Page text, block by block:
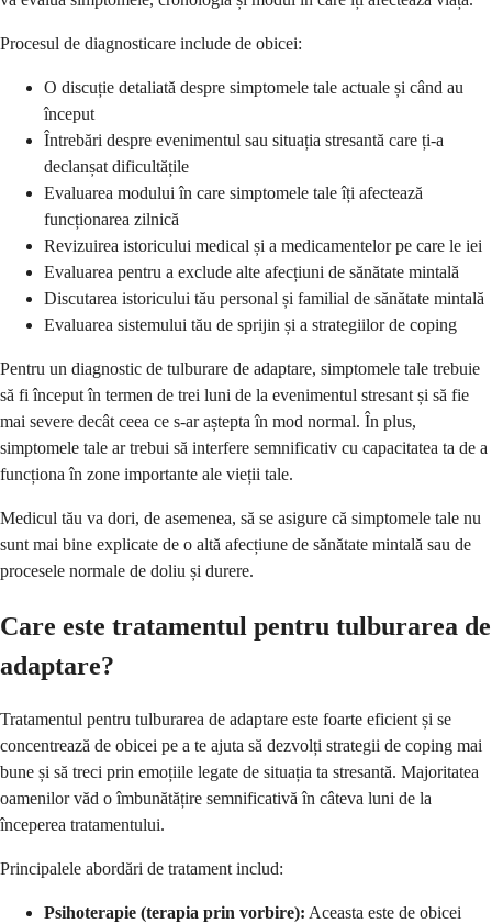
Procesul de diagnosticare include de obicei:
O discuție detaliată despre simptomele tale actuale și când au
început
Întrebări despre evenimentul sau situația stresantă care ți-a
declanșat dificultățile
Evaluarea modului în care simptomele tale îți afectează
funcționarea zilnică
Revizuirea istoricului medical și a medicamentelor pe care le iei
Evaluarea pentru a exclude alte afecțiuni de sănătate mintală
Discutarea istoricului tău personal și familial de sănătate mintală
Evaluarea sistemului tău de sprijin și a strategiilor de coping
Pentru un diagnostic de tulburare de adaptare, simptomele tale trebuie
să fi început în termen de trei luni de la evenimentul stresant și să fie
mai severe decât ceea ce s-ar aștepta în mod normal. În plus,
simptomele tale ar trebui să interfere semnificativ cu capacitatea ta de a
funcționa în zone importante ale vieții tale.
Medicul tău va dori, de asemenea, să se asigure că simptomele tale nu
sunt mai bine explicate de o altă afecțiune de sănătate mintală sau de
procesele normale de doliu și durere.
Care este tratamentul pentru tulburarea de
adaptare?
Tratamentul pentru tulburarea de adaptare este foarte eficient și se
concentrează de obicei pe a te ajuta să dezvolți strategii de coping mai
bune și să treci prin emoțiile legate de situația ta stresantă. Majoritatea
oamenilor văd o îmbunătățire semnificativă în câteva luni de la
începerea tratamentului.
Principalele abordări de tratament includ:
Psihoterapie (terapia prin vorbire): Aceasta este de obicei